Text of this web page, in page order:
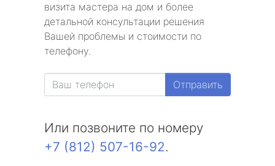
визита мастера на дом и более
детальной консультации решения
Вашей проблемы и стоимости по
телефону.
Отправить
Или позвоните по номеру
+7 (812) 507-16-92.